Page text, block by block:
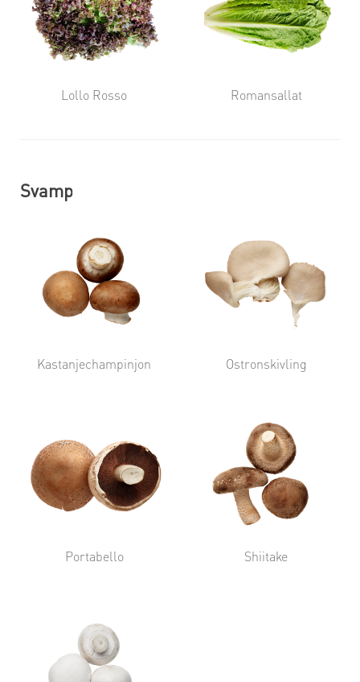
Lollo Rosso Romansallat
Svamp
Kastanjechampinjon Ostronskivling
Portabello Shiitake